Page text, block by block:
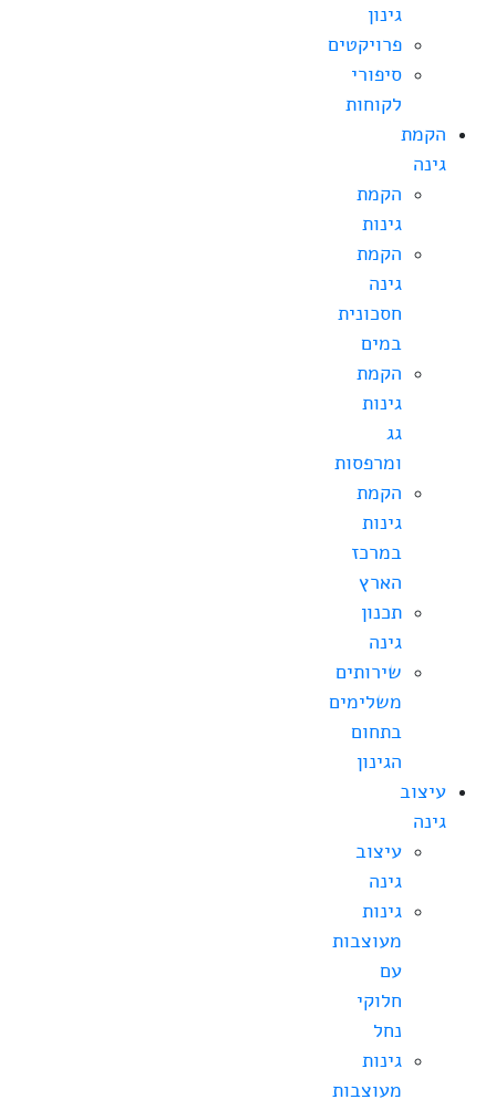
גינון
פרויקטים
סיפורי
לקוחות
הקמת
גינה
הקמת
גינות
הקמת
גינה
חסכונית
במים
הקמת
גינות
גג
ומרפסות
הקמת
גינות
במרכז
הארץ
תכנון
גינה
שירותים
משלימים
בתחום
הגינון
עיצוב
גינה
עיצוב
גינה
גינות
מעוצבות
עם
חלוקי
נחל
גינות
מעוצבות